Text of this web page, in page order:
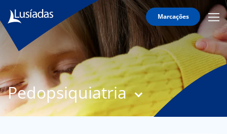
Marcações
Icon
Lusíadas
Hospitais
e
Clínicas
Corpo
Clínico
Pedopsiquiatria